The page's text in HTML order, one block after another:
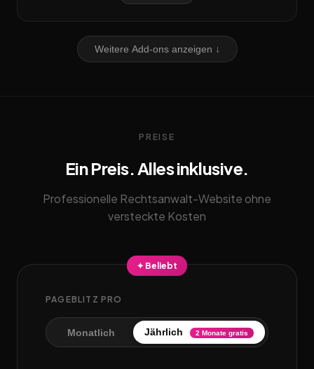
Weitere Add-ons anzeigen ↓
PREISE
Ein Preis. Alles inklusive.
Professionelle Rechtsanwalt-Website ohne
versteckte Kosten
✦ Beliebt
PAGEBLITZ PRO
Monatlich Jährlich 2 Monate gratis